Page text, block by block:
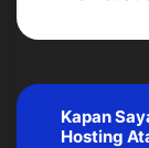
Kapan
Hosting